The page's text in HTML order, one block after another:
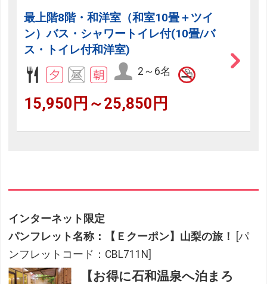
最上階8階・和洋室（和室10畳＋ツイ
ン）バス・シャワートイレ付(10畳/バ
ス・トイレ付和洋室)
2～6名
15,950円～25,850円
インターネット限定
パンフレット名称：【Ｅクーポン】山梨の旅！
[パ
ンフレットコード：CBL711N]
【お得に石和温泉へ泊まろ